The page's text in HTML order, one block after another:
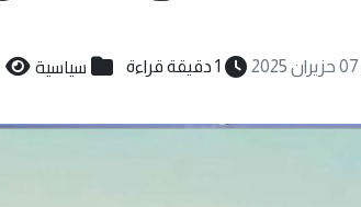
1 دقيقة قراءة سياسية